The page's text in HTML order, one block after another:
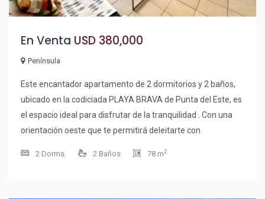
En Venta USD 380,000
Península
Este encantador apartamento de 2 dormitorios y 2 baños,
ubicado en la codiciada PLAYA BRAVA de Punta del Este, es
el espacio ideal para disfrutar de la tranquilidad . Con una
orientación oeste que te permitirá deleitarte con
2 Dorms. 2 Baños 78 m2